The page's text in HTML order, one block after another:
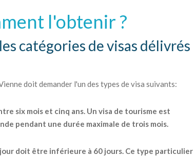
l'obtenir ?
catégories de visas délivrés
doit demander l'un des types de visa suivants:
six mois et cinq ans. Un visa de tourisme est
pendant une durée maximale de trois mois.
doit être inférieure à 60 jours. Ce type particulier